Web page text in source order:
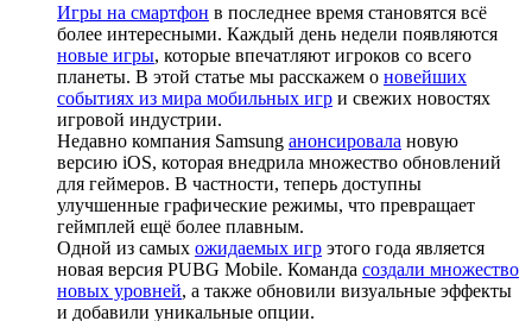
Игры на смартфон в последнее время становятся всё
более интересными. Каждый день недели появляются
новые игры, которые впечатляют игроков со всего
планеты. В этой статье мы расскажем о новейших
событиях из мира мобильных игр и свежих новостях
игровой индустрии.
Недавно компания Samsung анонсировала новую
версию iOS, которая внедрила множество обновлений
для геймеров. В частности, теперь доступны
улучшенные графические режимы, что превращает
геймплей ещё более плавным.
Одной из самых ожидаемых игр этого года является
новая версия PUBG Mobile. Команда создали множество
новых уровней, а также обновили визуальные эффекты
и добавили уникальные опции.